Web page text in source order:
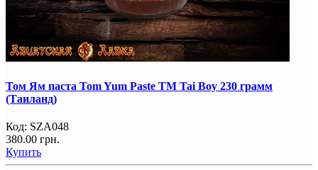
Том Ям паста Tom Yum Paste TM Tai Boy 230 грамм
(Таиланд)
Код: SZA048
380.00 грн.
Купить